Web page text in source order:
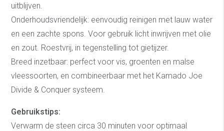
uitblijven.
Onderhoudsvriendelijk: eenvoudig reinigen met lauw water
en een zachte spons. Voor gebruik licht inwrijven met olie
en zout. Roestvrij, in tegenstelling tot gietijzer.
Breed inzetbaar: perfect voor vis, groenten en malse
vleessoorten, en combineerbaar met het Kamado Joe
Divide & Conquer systeem.
Gebruikstips:
Verwarm de steen circa 30 minuten voor optimaal